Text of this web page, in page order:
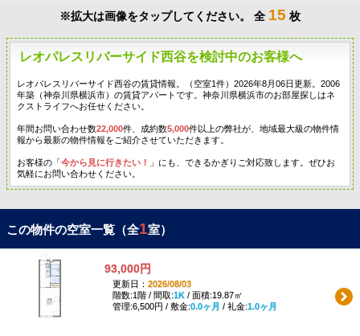
※拡大は画像をタップしてください。 全 15 枚
レオパレスリバーサイド西谷を検討中のお客様へ
レオパレスリバーサイド西谷の賃貸情報。（空室1件）2026年8月06日更新。2006
年築（神奈川県横浜市）の賃貸アパートです。神奈川県横浜市のお部屋探しはネ
クストライフへお任せください。
年間お問い合わせ数22,000件、成約数5,000件以上の弊社が、地域最大級の物件情
報から最新の物件情報をご紹介させていただきます。
お客様の「今から見に行きたい！
」にも、できるかぎりご対応致します。ぜひお
気軽にお問い合わせください。
この物件の空室一覧（全1室）
93,000円
更新日： 2026/08/03
階数:1階 / 間取:1K/ 面積:19.87㎡
管理:6,500円 / 敷金:0.0ヶ月 / 礼金:1.0ヶ月